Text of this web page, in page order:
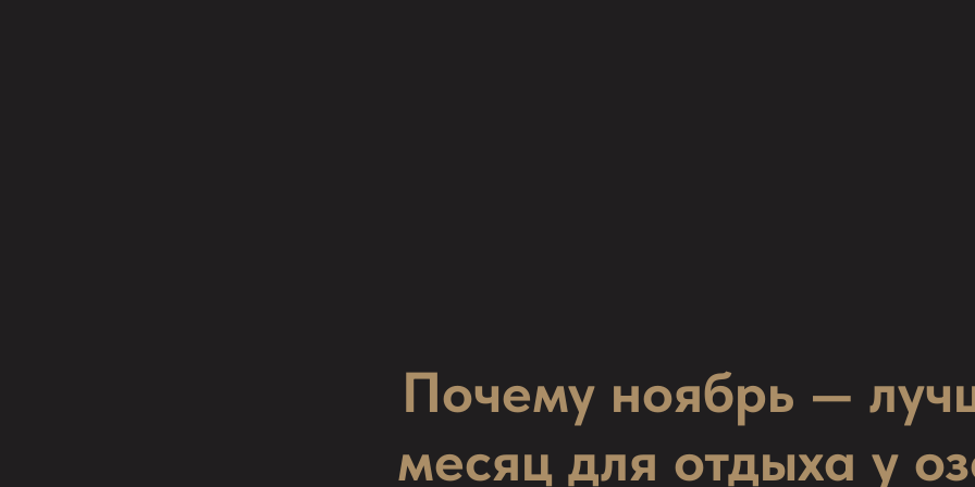
Почему ноябрь —
месяц для отдыха у